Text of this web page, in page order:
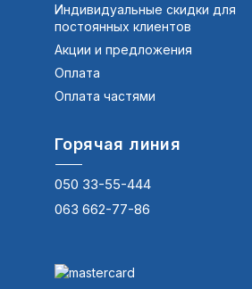
Индивидуальные скидки для
постоянных клиентов
Акции и предложения
Оплата
Оплата частями
Горячая линия
050 33-55-444
063 662-77-86